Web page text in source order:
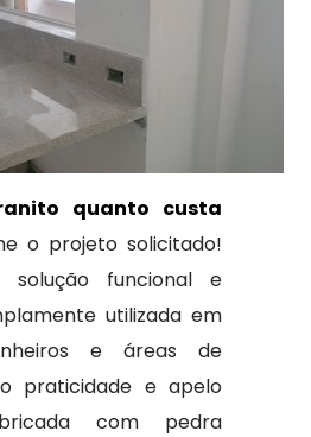
quanto custa
o projeto solicitado!
solução funcional e
utilizada em
e áreas de
praticidade e apelo
com pedra